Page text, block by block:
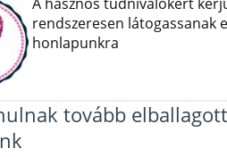
rendszeresen látogassanak
honlapunkra
tovább elballagott